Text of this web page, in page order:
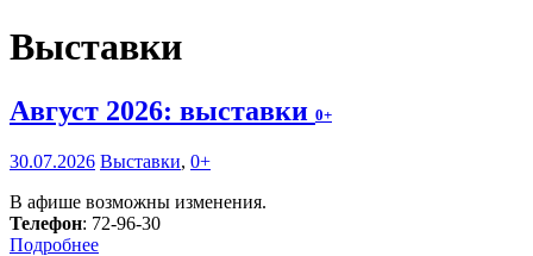
Выставки
Август 2026: выставки 0+
30.07.2026 Выставки, 0+
В афише возможны изменения.
Телефон: 72-96-30
Подробнее